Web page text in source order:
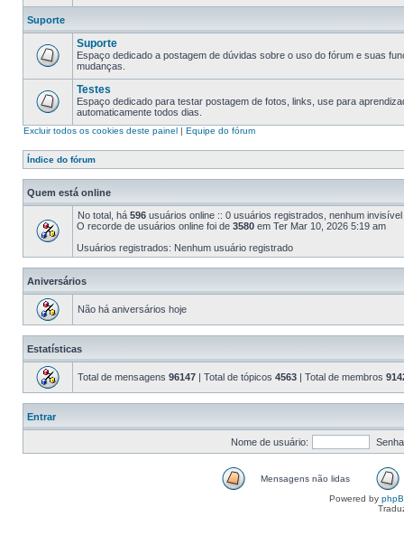
Suporte
Suporte
Espaço dedicado a postagem de dúvidas sobre o uso do fórum e suas
mudanças.
Testes
Espaço dedicado para testar postagem de fotos, links, use para
automaticamente todos dias.
Excluir todos os cookies deste painel | Equipe do fórum
Índice do fórum
Quem está online
No total, há 596 usuários online :: 0 usuários registrados, nenhum
O recorde de usuários online foi de 3580 em Ter Mar 10, 2026 5:19 am
Usuários registrados: Nenhum usuário registrado
Aniversários
Não há aniversários hoje
Estatísticas
Total de mensagens 96147 | Total de tópicos 4563 | Total de membros
Entrar
Nome de usuário:
Mensagens não lidas
Powered by